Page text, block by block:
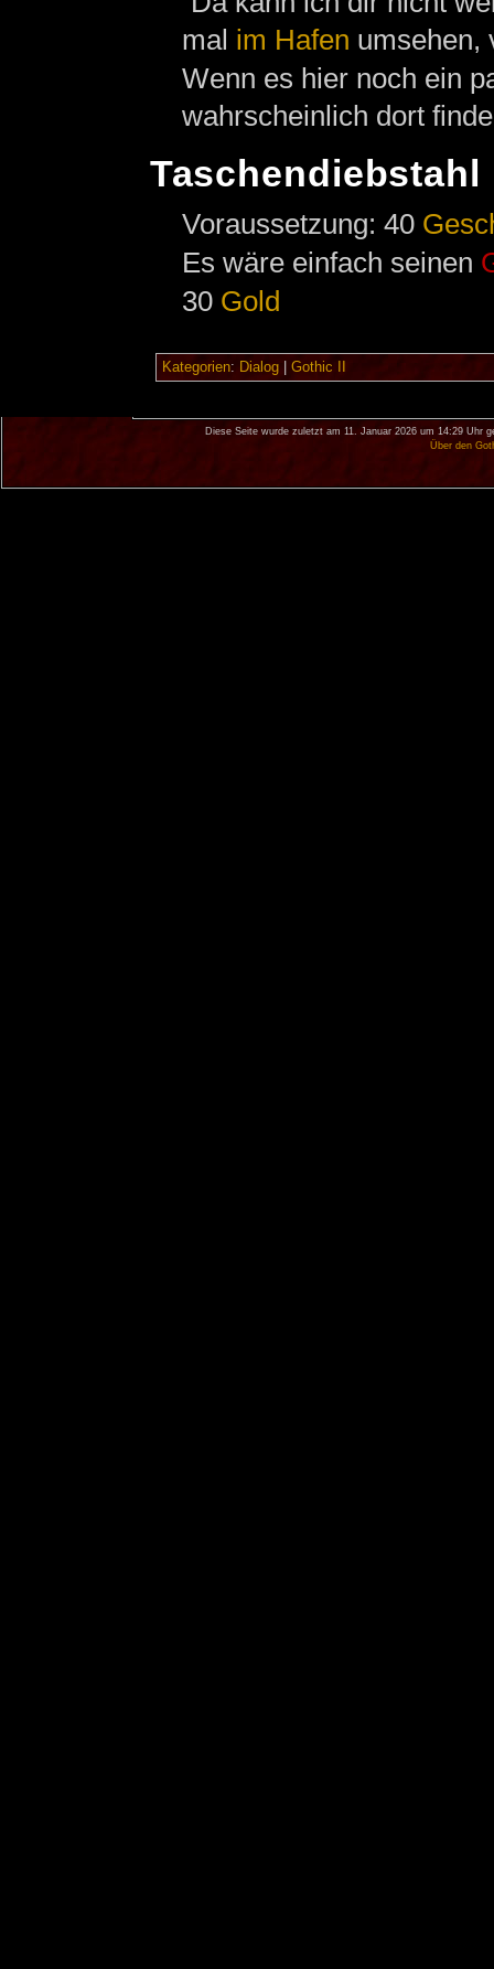
mal im Hafen umsehen,
Wenn es hier noch ein
wahrscheinlich dort
Taschendiebstahl
Voraussetzung: 40
Es wäre einfach seinen
30 Gold
Kategorien: Dialog| Gothic II
Diese Seite wurde zuletzt am 11. Januar 2026 um 14:29 Uhr
Über den